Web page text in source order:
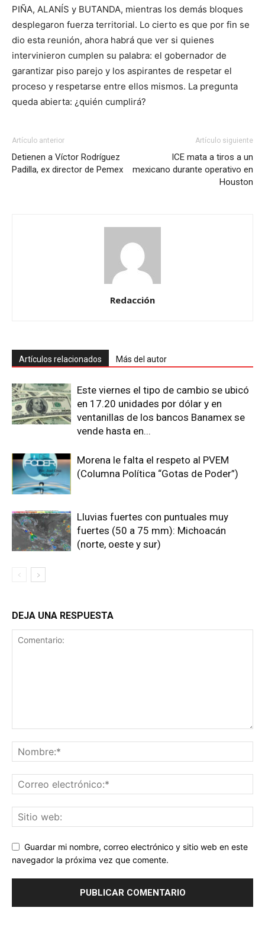
PIÑA, ALANÍS y BUTANDA, mientras los demás bloques
desplegaron fuerza territorial. Lo cierto es que por fin se
dio esta reunión, ahora habrá que ver si quienes
intervinieron cumplen su palabra: el gobernador de
garantizar piso parejo y los aspirantes de respetar el
proceso y respetarse entre ellos mismos. La pregunta
queda abierta: ¿quién cumplirá?
Artículo anterior
Detienen a Víctor Rodríguez
Padilla, ex director de Pemex
Artículo siguiente
ICE mata a tiros a un
mexicano durante operativo en
Houston
Redacción
Artículos relacionados Más del autor
Este viernes el tipo de cambio se ubicó
en 17.20 unidades por dólar y en
ventanillas de los bancos Banamex se
vende hasta en...
Morena le falta el respeto al PVEM
(Columna Política “Gotas de Poder”)
Lluvias fuertes con puntuales muy
fuertes (50 a 75 mm): Michoacán
(norte, oeste y sur)
DEJA UNA RESPUESTA
Guardar mi nombre, correo electrónico y sitio web en este
navegador la próxima vez que comente.